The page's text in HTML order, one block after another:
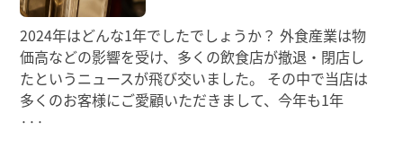
2024年はどんな1年でしたでしょうか？ 外食産業は物
価高などの影響を受け、多くの飲食店が撤退・閉店し
たというニュースが飛び交いました。 その中で当店は
多くのお客様にご愛顧いただきまして、今年も1年
···